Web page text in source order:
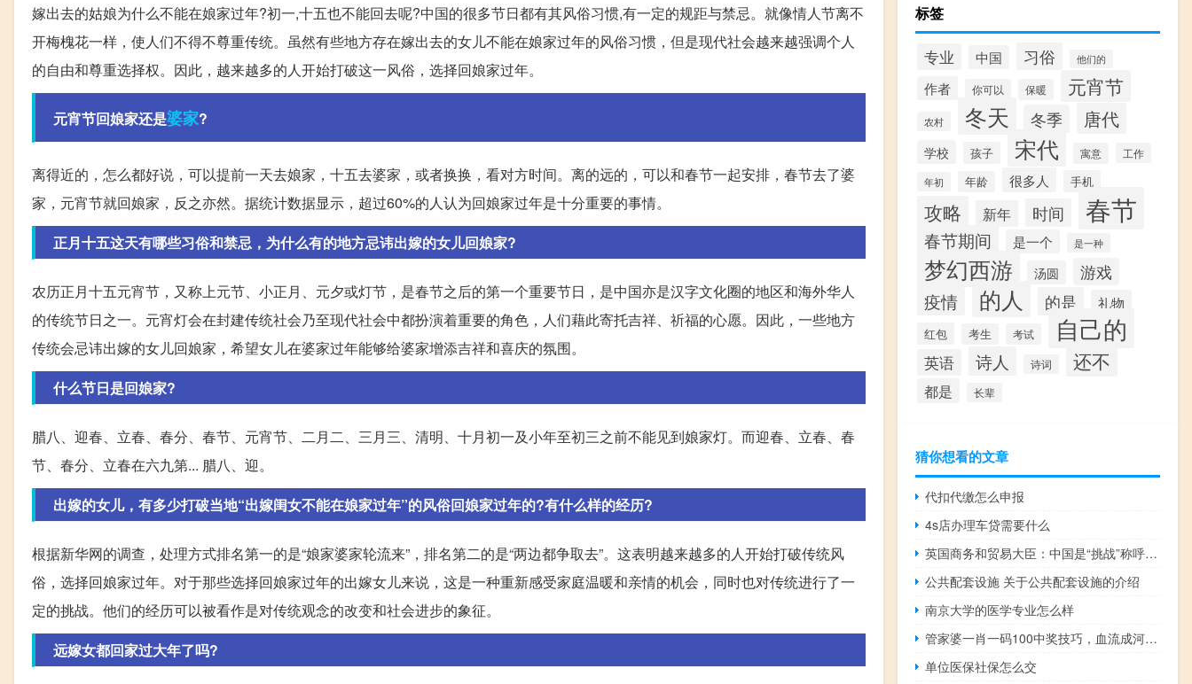
嫁出去的姑娘为什么不能在娘家过年?初一,十五也不能回去呢?中国的很多节日都有其风俗习惯,有一定的规距与禁忌。就像情人节离不
开梅槐花一样，使人们不得不尊重传统。虽然有些地方存在嫁出去的女儿不能在娘家过年的风俗习惯，但是现代社会越来越强调个人
的自由和尊重选择权。因此，越来越多的人开始打破这一风俗，选择回娘家过年。
元宵节回娘家还是婆家?
离得近的，怎么都好说，可以提前一天去娘家，十五去婆家，或者换换，看对方时间。离的远的，可以和春节一起安排，春节去了婆
家，元宵节就回娘家，反之亦然。据统计数据显示，超过60%的人认为回娘家过年是十分重要的事情。
正月十五这天有哪些习俗和禁忌，为什么有的地方忌讳出嫁的女儿回娘家?
农历正月十五元宵节，又称上元节、小正月、元夕或灯节，是春节之后的第一个重要节日，是中国亦是汉字文化圈的地区和海外华人
的传统节日之一。元宵灯会在封建传统社会乃至现代社会中都扮演着重要的角色，人们藉此寄托吉祥、祈福的心愿。因此，一些地方
传统会忌讳出嫁的女儿回娘家，希望女儿在婆家过年能够给婆家增添吉祥和喜庆的氛围。
什么节日是回娘家?
腊八、迎春、立春、春分、春节、元宵节、二月二、三月三、清明、十月初一及小年至初三之前不能见到娘家灯。而迎春、立春、春
节、春分、立春在六九第... 腊八、迎。
出嫁的女儿，有多少打破当地“出嫁闺女不能在娘家过年”的风俗回娘家过年的?有什么样的经历?
根据新华网的调查，处理方式排名第一的是“娘家婆家轮流来”，排名第二的是“两边都争取去”。这表明越来越多的人开始打破传统风
俗，选择回娘家过年。对于那些选择回娘家过年的出嫁女儿来说，这是一种重新感受家庭温暖和亲情的机会，同时也对传统进行了一
定的挑战。他们的经历可以被看作是对传统观念的改变和社会进步的象征。
远嫁女都回家过大年了吗?
标签
专业 中国 习俗 他们的
作者 你可以 保暖 元宵节
农村 冬天 冬季 唐代
学校 孩子 宋代 寓意 工作
年初 年龄 很多人 手机
攻略 新年 时间 春节
春节期间 是一个 是一种
梦幻西游 汤圆 游戏
疫情 的人 的是 礼物
红包 考生 考试 自己的
英语 诗人 诗词 还不
都是 长辈
猜你想看的文章
代扣代缴怎么申报
4s店办理车贷需要什么
英国商务和贸易大臣：中国是“挑战”称呼中国为“敌人”是错误的
公共配套设施 关于公共配套设施的介绍
南京大学的医学专业怎么样
管家婆一肖一码100中奖技巧，血流成河精选答案落实_XX2.128
单位医保社保怎么交